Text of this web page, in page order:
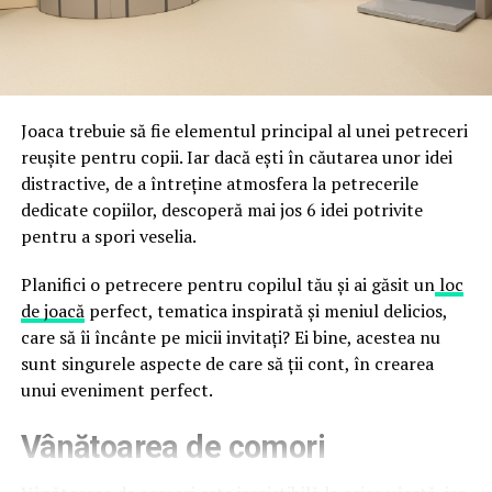
împreună, nu în tensiune una cu cealaltă, pe toată
durata de viață a amenajării, indiferent de câte sezoane
Directoratul Național de Securitate Cibernetică (DNSC)
financiare. Instituția recomandă verificarea atentă a
sursei mesajelor și raportarea incidentelor la numărul
unic 1911.
Campaniile identificate în ultimele săptămâni folosesc
false de streaming, coduri QR malițioase și mesaje care
promit bilete, rambursări, premii sau acces gratuit la
meciuri. FBI a emis în luna mai un avertisment privind
site-urile care clonează platforma oficială prin
modificări minore ale denumirii domeniului, precum
a colecta date personale și bancare.
Joaca trebuie să fie elementul principal al unei petreceri
reușite pentru copii. Iar dacă ești în căutarea unor idei
distractive, de a întreține atmosfera la petrecerile
dedicate copiilor, descoperă mai jos 6 idei potrivite
pentru a spori veselia.
Planifici o petrecere pentru copilul tău și ai găsit unloc
de joacăperfect, tematica inspirată și meniul delicios,
care să îi încânte pe micii invitați? Ei bine, acestea nu
sunt singurele aspecte de care să ții cont, în crearea
unui eveniment perfect.
Vânătoarea de comori